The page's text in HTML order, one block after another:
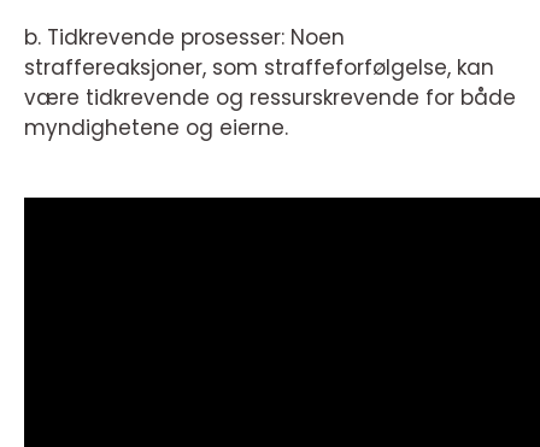
b. Tidkrevende prosesser: Noen
straffereaksjoner, som straffeforfølgelse, kan
være tidkrevende og ressurskrevende for både
myndighetene og eierne.